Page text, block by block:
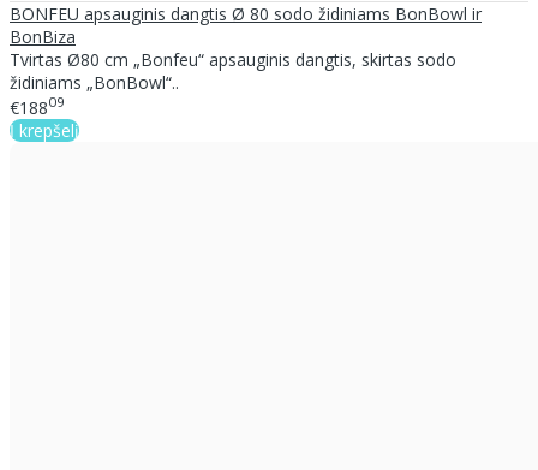
BONFEU apsauginis dangtis Ø 80 sodo židiniams BonBowl ir
BonBiza
Tvirtas Ø80 cm „Bonfeu“ apsauginis dangtis, skirtas sodo
židiniams „BonBowl“..
€18809
Į krepšelį